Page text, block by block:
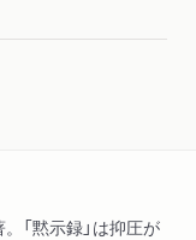
「黙示録」は抑圧が